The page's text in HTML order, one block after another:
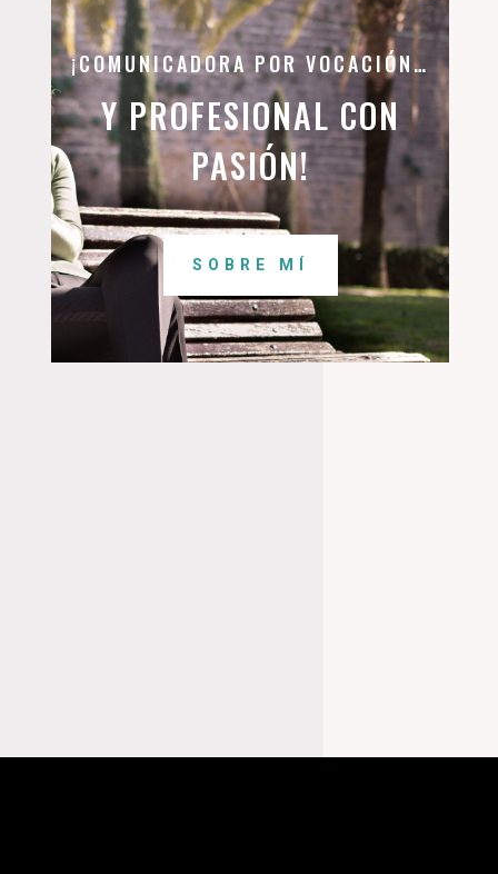
¡COMUNICADORA POR VOCACIÓN…
Y PROFESIONAL CON
PASIÓN!
SOBRE MÍ